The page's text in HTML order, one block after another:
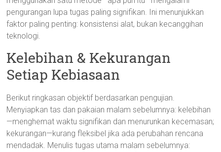
pengurangan lupa tugas paling signifikan. Ini menunjukkan
faktor paling penting: konsistensi alat, bukan kecanggihan
teknologi.
Kelebihan & Kekurangan
Setiap Kebiasaan
Berikut ringkasan objektif berdasarkan pengujian.
Menyiapkan tas dan pakaian malam sebelumnya: kelebihan
—menghemat waktu signifikan dan menurunkan kecemasan;
kekurangan—kurang fleksibel jika ada perubahan rencana
mendadak. Menulis tugas utama malam sebelumnya: